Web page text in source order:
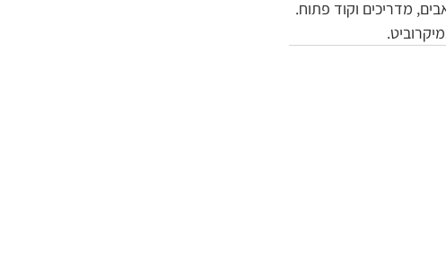
מדריכים וקוד פתוח.